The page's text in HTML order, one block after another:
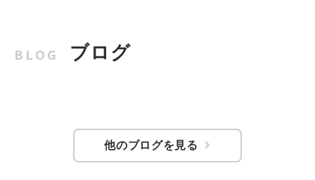
BLOG ブログ
他のブログを見る